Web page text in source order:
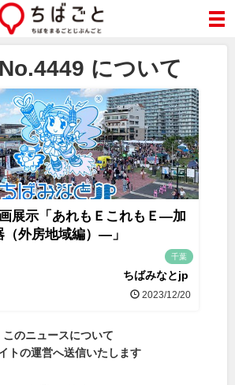
について
展示「あれもＥこれもＥ―加
（外房地域編）―」
千葉
ちばみなとjp
2023/12/20
このニュースについて
トの運営へ送信いたします